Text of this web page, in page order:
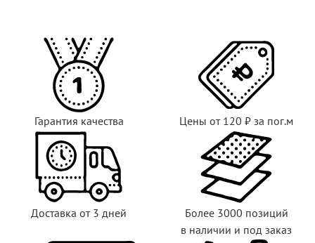
Гарантия качества Цены от 120 ₽ за пог.м
Доставка от 3 дней
Более 3000 позиций
в наличии и под заказ